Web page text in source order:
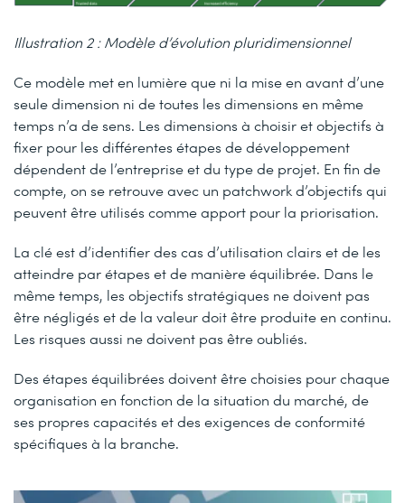
Illustration 2 : Modèle d’évolution pluridimensionnel
Ce modèle met en lumière que ni la mise en avant d’une
seule dimension ni de toutes les dimensions en même
temps n’a de sens. Les dimensions à choisir et objectifs à
fixer pour les différentes étapes de développement
dépendent de l’entreprise et du type de projet. En fin de
compte, on se retrouve avec un patchwork d’objectifs qui
peuvent être utilisés comme apport pour la priorisation.
La clé est d’identifier des cas d’utilisation clairs et de les
atteindre par étapes et de manière équilibrée. Dans le
même temps, les objectifs stratégiques ne doivent pas
être négligés et de la valeur doit être produite en continu.
Les risques aussi ne doivent pas être oubliés.
Des étapes équilibrées doivent être choisies pour chaque
organisation en fonction de la situation du marché, de
ses propres capacités et des exigences de conformité
spécifiques à la branche.